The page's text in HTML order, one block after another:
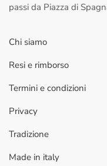
passi da Piazza di
Chi siamo
Resi e rimborso
Termini e condizioni
Privacy
Tradizione
Made in italy